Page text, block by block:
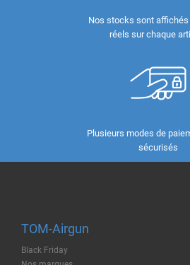
Nos stocks sont affichés
réels sur chaque
Plusieurs modes de
sécurisés
TOM-Airgun
Black Friday